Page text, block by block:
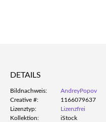
DETAILS
Bildnachweis:
AndreyPopov
Creative #:
1166079637
Lizenztyp:
Lizenzfrei
Kollektion:
iStock